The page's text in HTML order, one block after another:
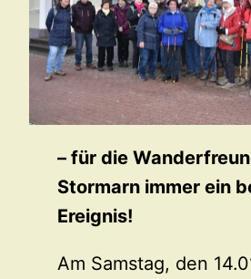
– für die
Stormarn immer ein
Ereignis!
Am Samstag, den